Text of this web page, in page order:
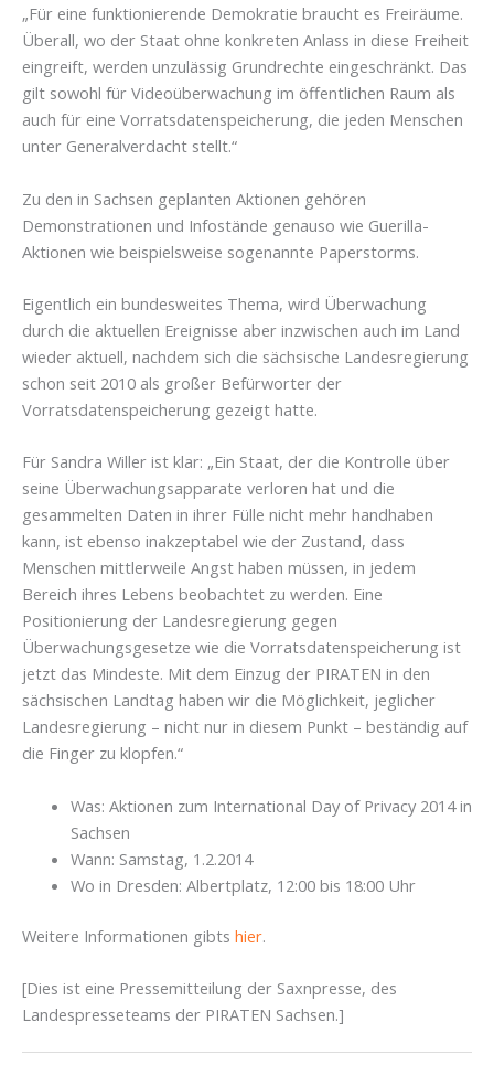
„Für eine funktionierende Demokratie braucht es Freiräume.
Überall, wo der Staat ohne konkreten Anlass in diese Freiheit
eingreift, werden unzulässig Grundrechte eingeschränkt. Das
gilt sowohl für Videoüberwachung im öffentlichen Raum als
auch für eine Vorratsdatenspeicherung, die jeden Menschen
unter Generalverdacht stellt.“
Zu den in Sachsen geplanten Aktionen gehören
Demonstrationen und Infostände genauso wie Guerilla-
Aktionen wie beispielsweise sogenannte Paperstorms.
Eigentlich ein bundesweites Thema, wird Überwachung
durch die aktuellen Ereignisse aber inzwischen auch im Land
wieder aktuell, nachdem sich die sächsische Landesregierung
schon seit 2010 als großer Befürworter der
Vorratsdatenspeicherung gezeigt hatte.
Für Sandra Willer ist klar: „Ein Staat, der die Kontrolle über
seine Überwachungsapparate verloren hat und die
gesammelten Daten in ihrer Fülle nicht mehr handhaben
kann, ist ebenso inakzeptabel wie der Zustand, dass
Menschen mittlerweile Angst haben müssen, in jedem
Bereich ihres Lebens beobachtet zu werden. Eine
Positionierung der Landesregierung gegen
Überwachungsgesetze wie die Vorratsdatenspeicherung ist
jetzt das Mindeste. Mit dem Einzug der PIRATEN in den
sächsischen Landtag haben wir die Möglichkeit, jeglicher
Landesregierung – nicht nur in diesem Punkt – beständig auf
die Finger zu klopfen.“
Was: Aktionen zum International Day of Privacy 2014 in
Sachsen
Wann: Samstag, 1.2.2014
Wo in Dresden: Albertplatz, 12:00 bis 18:00 Uhr
Weitere Informationen gibts hier.
[Dies ist eine Pressemitteilung der Saxnpresse, des
Landespresseteams der PIRATEN Sachsen.]